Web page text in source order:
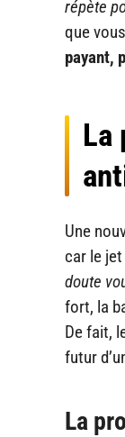
répète
que
payant,
La
Une
car le
doute
fort, la
De fait,
futur
La